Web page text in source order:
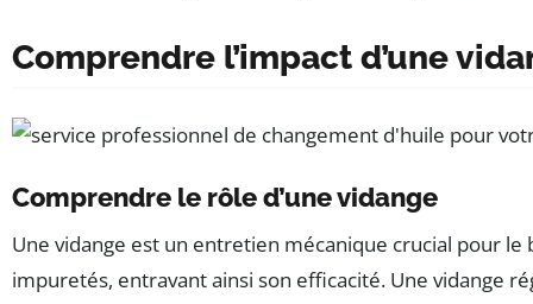
Comprendre l’impact d’une
Comprendre le rôle d’une vidange
Une vidange est un entretien mécanique crucial pour
impuretés, entravant ainsi son efficacité. Une vidange